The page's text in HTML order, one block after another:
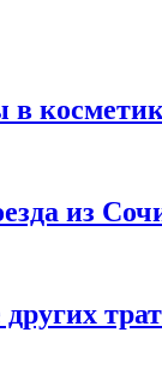
из